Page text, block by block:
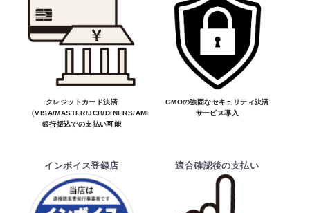
お買物を続ける カートへ進む
絡をしてからの決済となっております。
そのため、ご注文後に適合確認を行い、適
合しない場合はキャンセル可能です。
※商品はメーカー品のため予告無く価格が
変わる場合があります。
※商品は予告無く生産及び販売不可となる
場合があります。
でお受けしておりません。
納期を知りたい場合は、一旦ご注文のお手
続きをお願い致します。
クレジットカード決済
（VISA/MASTER/JCB/DINERS/AMEX）、
銀行振込での支払い可能
GMOの強固なセキュリティ決済
サービス導入
インボイス登録店 適合確認後の支払い